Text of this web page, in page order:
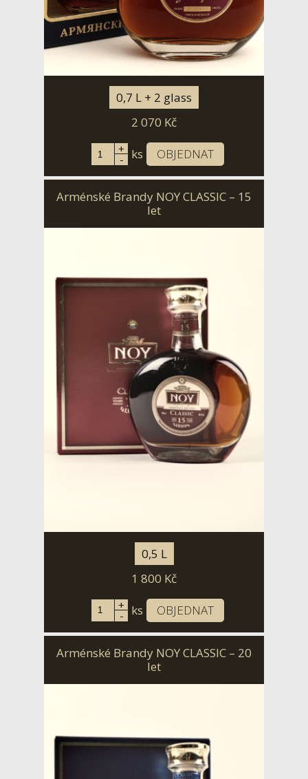
0,7 L + 2 glass
2 070 Kč
+
- ks OBJEDNAT
Arménské Brandy NOY CLASSIC – 15
let
0,5 L
1 800 Kč
+
- ks OBJEDNAT
Arménské Brandy NOY CLASSIC – 20
let